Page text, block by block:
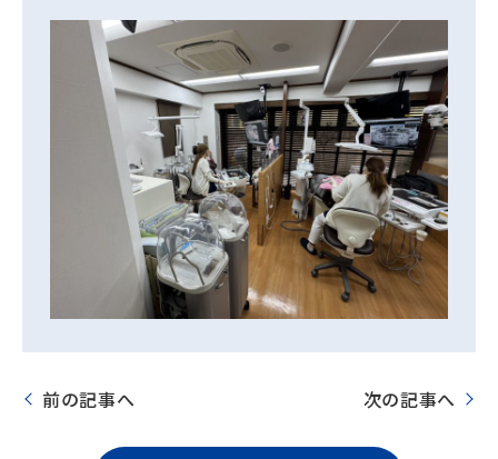
前の記事へ 次の記事へ